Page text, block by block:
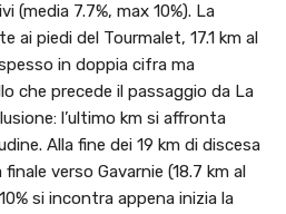
7.7%, max 10%). La
ai piedi del Tourmalet, 17.1 km al
in doppia cifra ma
che precede il passaggio da La
l’ultimo km si affronta
Alla fine dei 19 km di discesa
verso Gavarnie (18.7 km al
si incontra appena inizia la